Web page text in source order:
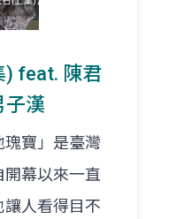
) feat. 陳君
子漢
寶」是臺灣
幕以來一直
人看得目不